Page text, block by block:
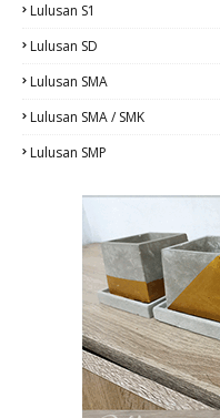
Lulusan S1
Lulusan SD
Lulusan SMA
Lulusan SMA / SMK
Lulusan SMP